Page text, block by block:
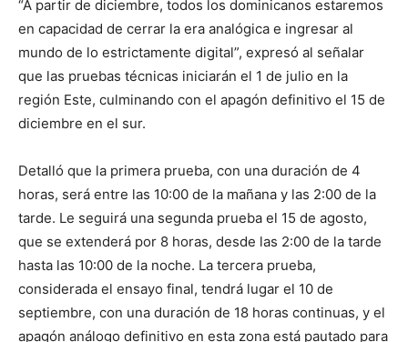
“A partir de diciembre, todos los dominicanos estaremos
en capacidad de cerrar la era analógica e ingresar al
mundo de lo estrictamente digital”, expresó al señalar
que las pruebas técnicas iniciarán el 1 de julio en la
región Este, culminando con el apagón definitivo el 15 de
diciembre en el sur.
Detalló que la primera prueba, con una duración de 4
horas, será entre las 10:00 de la mañana y las 2:00 de la
tarde. Le seguirá una segunda prueba el 15 de agosto,
que se extenderá por 8 horas, desde las 2:00 de la tarde
hasta las 10:00 de la noche. La tercera prueba,
considerada el ensayo final, tendrá lugar el 10 de
septiembre, con una duración de 18 horas continuas, y el
apagón análogo definitivo en esta zona está pautado para